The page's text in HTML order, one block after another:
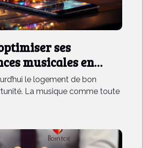
ses
musicales en
le logement de bon
La musique comme toute